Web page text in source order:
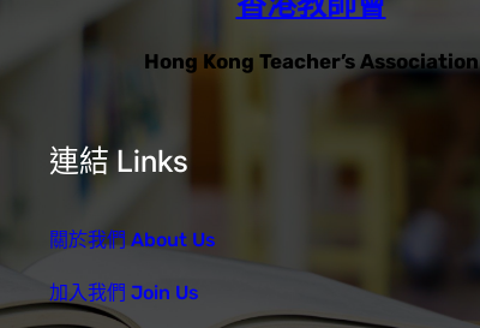
Hong Kong Teacher’s Association
連結 Links
關於我們 About Us
加入我們 Join Us